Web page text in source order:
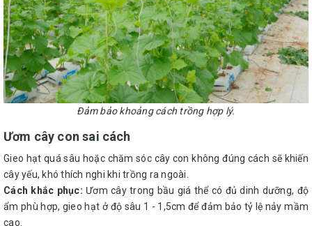
Đảm bảo khoảng cách trồng hợp lý.
Ươm cây con sai cách
Gieo hạt quá sâu hoặc chăm sóc cây con không đúng cách sẽ khiến
cây yếu, khó thích nghi khi trồng ra ngoài.
Cách khắc phục: Ươm cây trong bầu giá thể có đủ dinh dưỡng, độ
ẩm phù hợp, gieo hạt ở độ sâu 1 - 1,5cm để đảm bảo tỷ lệ nảy mầm
cao.